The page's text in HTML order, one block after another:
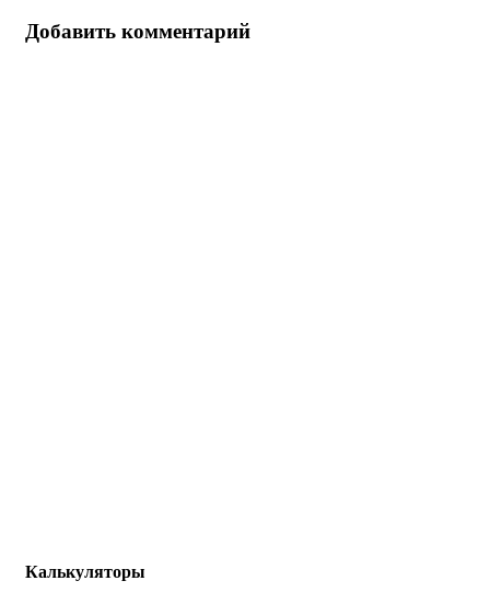
Добавить комментарий
Калькуляторы